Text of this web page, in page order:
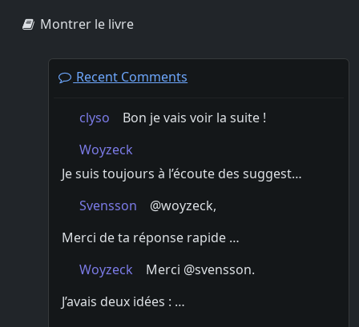
Montrer le livre
Recent Comments
clyso
Bon je vais voir la suite !
Woyzeck
Je suis toujours à l’écoute des suggest…
Svensson
@woyzeck,
Merci de ta réponse rapide …
Woyzeck
Merci @svensson.
J’avais deux idées : …